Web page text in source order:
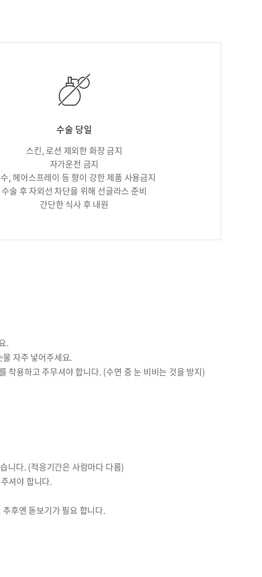
수술 당일
스킨, 로션 제외한 화장 금지
자가운전 금지
, 헤어스프레이 등 향이 강한 제품 사용금지
수술 후 자외선 차단을 위해 선글라스 준비
간단한 식사 후 내원
.
자주 넣어주세요.
착용하고 주무셔야 합니다. (수면 중 눈 비비는 것을 방지)
니다. (적응기간은 사람마다 다름)
셔야 합니다.
후엔 돋보기가 필요 합니다.